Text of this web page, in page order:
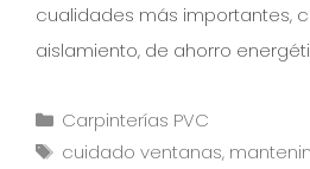
cualidades más importantes,
aislamiento, de ahorro
Carpinterías PVC
cuidado ventanas,